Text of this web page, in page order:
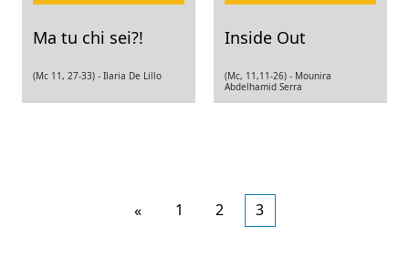
Ma tu chi sei?!
(Mc 11, 27-33) - Ilaria De Lillo
Inside Out
(Mc, 11,11-26) - Mounira
Abdelhamid Serra
«Articoli
1 2 3